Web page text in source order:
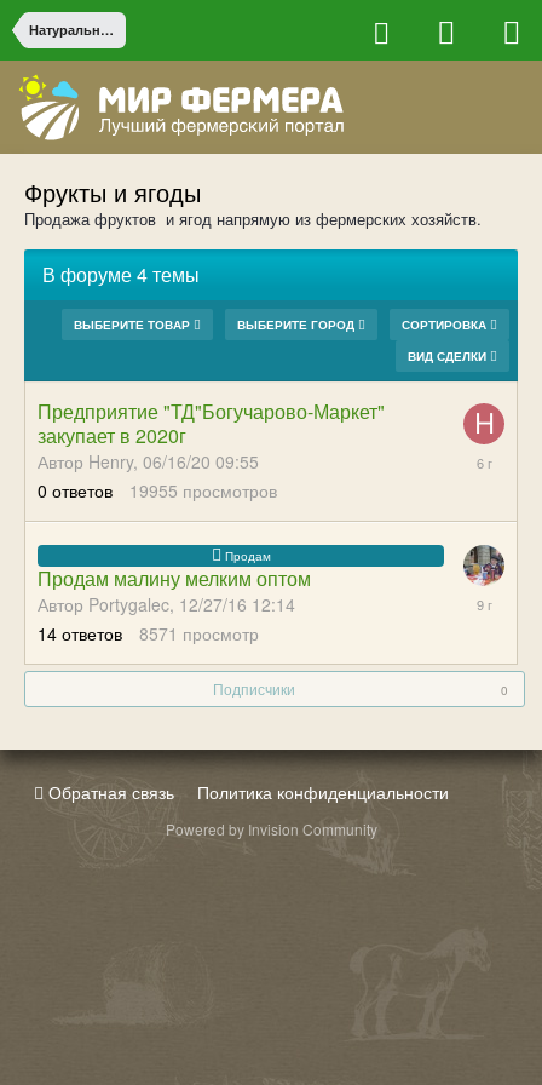
Натуральные продукты от фермеров
Фрукты и ягоды
Продажа фруктов и ягод напрямую из фермерских хозяйств.
В форуме 4 темы
СОРТИРОВКА
ВЫБЕРИТЕ ГОРОД
ВЫБЕРИТЕ ТОВАР
ВИД СДЕЛКИ
Предприятие "ТД"Богучарово-Маркет"
закупает в 2020г
Автор Henry, 06/16/20 09:55
0 ответов 19955 просмотров
06/16/20
Продам малину мелким оптом
Автор Portygalec, 12/27/16 12:14
14 ответов 8571 просмотр
05/11/17
Подписчики 0
Обратная связь Политика конфиденциальности
Powered by Invision Community